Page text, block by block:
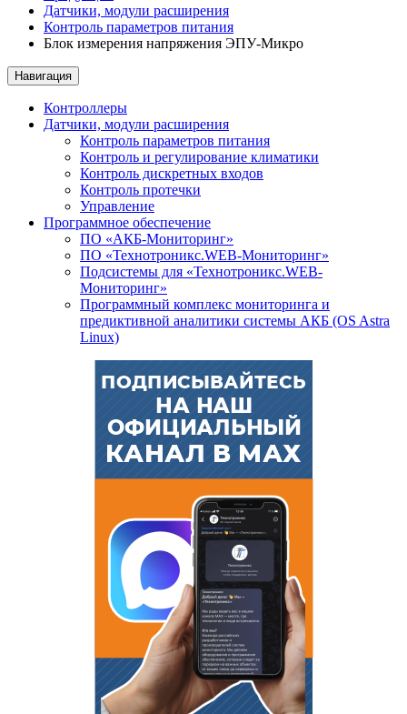
Датчики, модули расширения
Контроль параметров питания
Блок измерения напряжения ЭПУ-Микро
Навигация
Контроллеры
Датчики, модули расширения
Контроль параметров питания
Контроль и регулирование климатики
Контроль дискретных входов
Контроль протечки
Управление
Программное обеспечение
ПО «АКБ-Мониторинг»
ПО «Технотроникс.WEB-Мониторинг»
Подсистемы для «Технотроникс.WEB-
Мониторинг»
Программный комплекс мониторинга и
предиктивной аналитики системы АКБ (OS Astra
Linux)